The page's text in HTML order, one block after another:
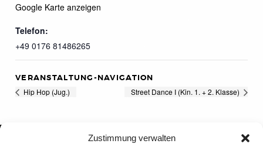
Zustimmung verwalten
Google Karte anzeigen
Telefon:
+49 0176 81486265
VERANSTALTUNG-NAVIGATION
Hip Hop (Jug.) Street Dance I (Kin. 1. + 2. Klasse)